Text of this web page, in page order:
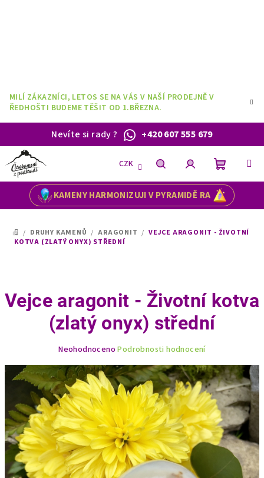
MILÍ ZÁKAZNÍCI, LETOS SE NA VÁS V NAŠÍ PRODEJNĚ V
ŘEDHOŠTI BUDEME TĚŠIT OD 1.BŘEZNA.
Nevíte si rady? +420 607 555 679
KAMENY HARMONIZUJI V PYRAMIDĚ RA
CZK
HledatPřihlášeníNákupní
DOMŮ
/ DRUHY KAMENŮ / ARAGONIT / VEJCE ARAGONIT - ŽIVOTNÍ
KOTVA (ZLATÝ ONYX) STŘEDNÍ
Vejce aragonit - Životní kotva
(zlatý onyx) střední
produktu
z
5
hvězdiček.
Neohodnoceno Podrobnosti hodnocení